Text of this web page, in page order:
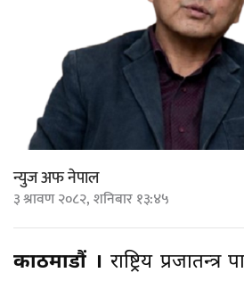
न्युज अफ नेपाल
३ श्रावण २०८२, शनिबार १३:४५
काठमाडौं । राष्ट्रिय प्रजातन्त्र